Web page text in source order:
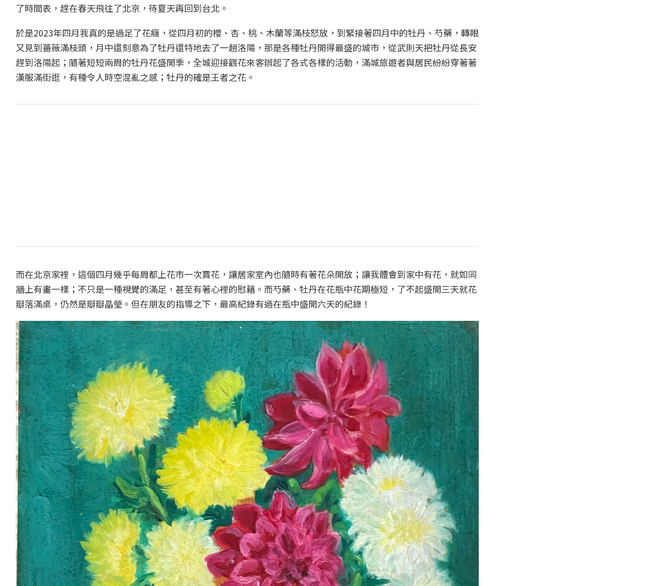
了時間表，趕在春天飛往了北京，待夏天再回到台北。
於是2023年四月我真的是過足了花癮，從四月初的櫻、杏、桃、木蘭等滿枝怒放，到緊接著四月中的牡丹、芍藥，轉眼
又見到薔薇滿枝頭，月中還刻意為了牡丹還特地去了一趟洛陽，那是各種牡丹開得最盛的城市，從武則天把牡丹從長安
趕到洛陽起；隨著短短兩周的牡丹花盛開季，全城迎接觀花來客辦起了各式各樣的活動，滿城旅遊者與居民紛紛穿著著
漢服滿街逛，有種令人時空混亂之感；牡丹的確是王者之花。
而在北京家裡，這個四月幾乎每周都上花市一次賣花，讓居家室內也隨時有著花朵開放；讓我體會到家中有花，就如同
牆上有畫一樣；不只是一種視覺的滿足，甚至有著心裡的慰藉。而芍藥、牡丹在花瓶中花期極短，了不起盛開三天就花
瓣落滿桌，仍然是瓣瓣晶瑩。但在朋友的指導之下，最高紀錄有過在瓶中盛開六天的紀錄！